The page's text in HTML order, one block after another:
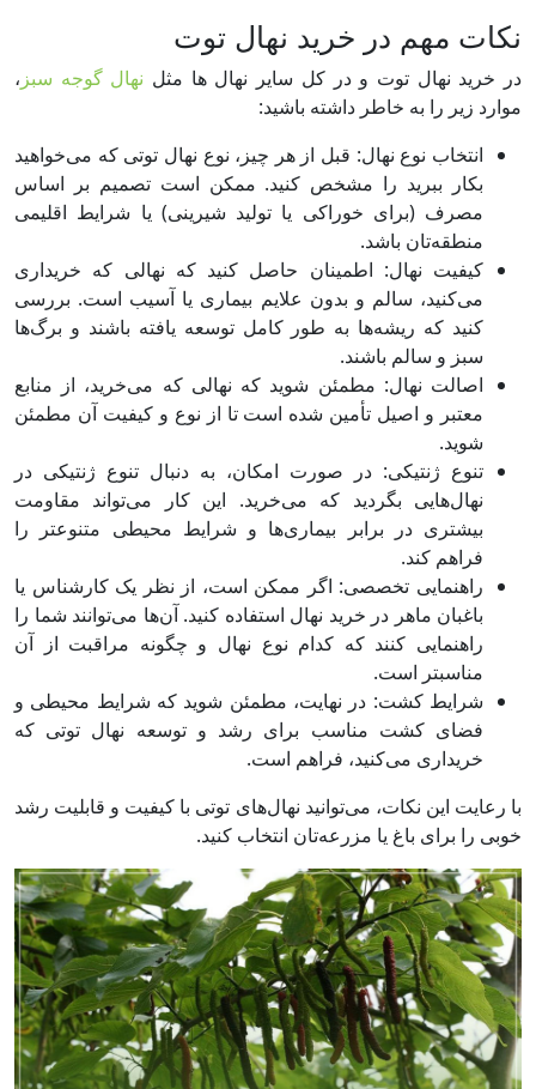
نکات مهم در خرید نهال توت
در خرید نهال توت و در کل سایر نهال ها مثل نهال گوجه سبز ،
موارد زیر را به خاطر داشته باشید:
انتخاب نوع نهال: قبل از هر چیز، نوع نهال توتی که می‌خواهید
بکار ببرید را مشخص کنید. ممکن است تصمیم بر اساس
مصرف (برای خوراکی یا تولید شیرینی) یا شرایط اقلیمی
منطقه‌تان باشد.
کیفیت نهال: اطمینان حاصل کنید که نهالی که خریداری
می‌کنید، سالم و بدون علایم بیماری یا آسیب است. بررسی
کنید که ریشه‌ها به طور کامل توسعه یافته باشند و برگ‌ها
سبز و سالم باشند.
اصالت نهال: مطمئن شوید که نهالی که می‌خرید، از منابع
معتبر و اصیل تأمین شده است تا از نوع و کیفیت آن مطمئن
شوید.
تنوع ژنتیکی: در صورت امکان، به دنبال تنوع ژنتیکی در
نهال‌هایی بگردید که می‌خرید. این کار می‌تواند مقاومت
بیشتری در برابر بیماری‌ها و شرایط محیطی متنوعتر را
فراهم کند.
راهنمایی تخصصی: اگر ممکن است، از نظر یک کارشناس یا
باغبان ماهر در خرید نهال استفاده کنید. آن‌ها می‌توانند شما را
راهنمایی کنند که کدام نوع نهال و چگونه مراقبت از آن
مناسبتر است.
شرایط کشت: در نهایت، مطمئن شوید که شرایط محیطی و
فضای کشت مناسب برای رشد و توسعه نهال توتی که
خریداری می‌کنید، فراهم است.
با رعایت این نکات، می‌توانید نهال‌های توتی با کیفیت و قابلیت رشد
خوبی را برای باغ یا مزرعه‌تان انتخاب کنید.